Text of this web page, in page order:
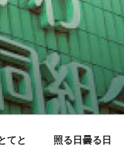
てと 照る日曇る日